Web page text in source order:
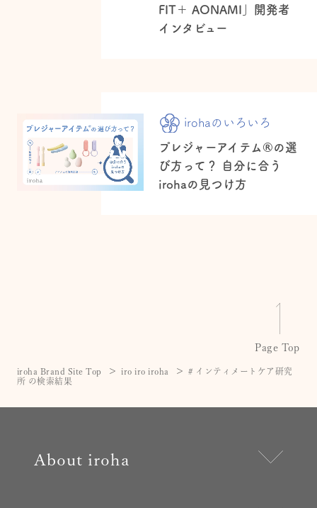
FIT＋ AONAMI」開発者
インタビュー
irohaのいろいろ
プレジャーアイテム®の選
び方って？ 自分に合う
irohaの見つけ方
Page Top
iroha Brand Site Top iro iro iroha
# インティメートケア研究
所 の検索結果
About iroha